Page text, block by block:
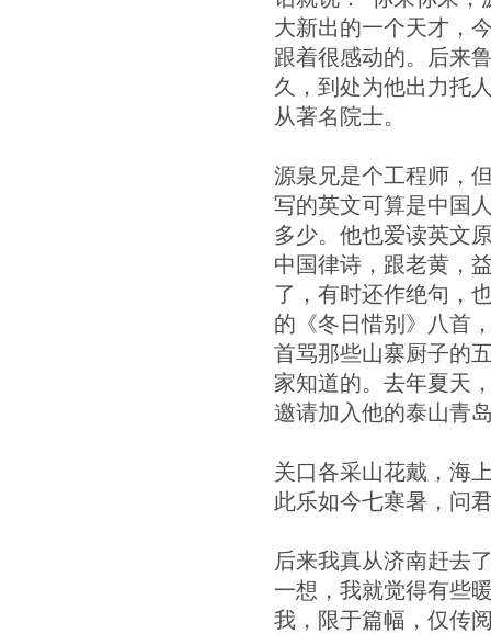
大新出的一个天才，
跟着很感动的。后来
久，到处为他出力托
从著名院士。
源泉兄是个工程师，
写的英文可算是中国
多少。他也爱读英文
中国律诗，跟老黄，
了，有时还作绝句，
的《冬日惜别》八首
首骂那些山寨厨子的
家知道的。去年夏天
邀请加入他的泰山青
关口各采山花戴，海
此乐如今七寒暑，问
后来我真从济南赶去
一想，我就觉得有些
我，限于篇幅，仅传